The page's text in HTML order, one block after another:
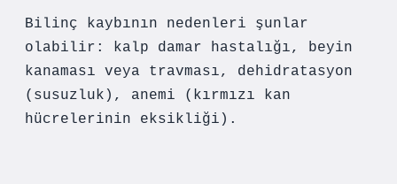
Bilinç kaybının nedenleri şunlar
olabilir: kalp damar hastalığı, beyin
kanaması veya travması, dehidratasyon
(susuzluk), anemi (kırmızı kan
hücrelerinin eksikliği).